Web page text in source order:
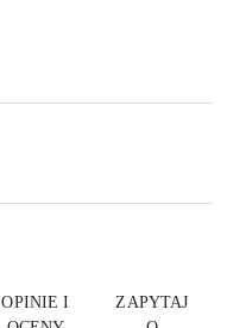
OPINIE I
ZAPYTAJ